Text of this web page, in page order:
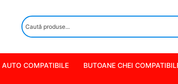
AUTO COMPATIBILE BUTOANE CHEI